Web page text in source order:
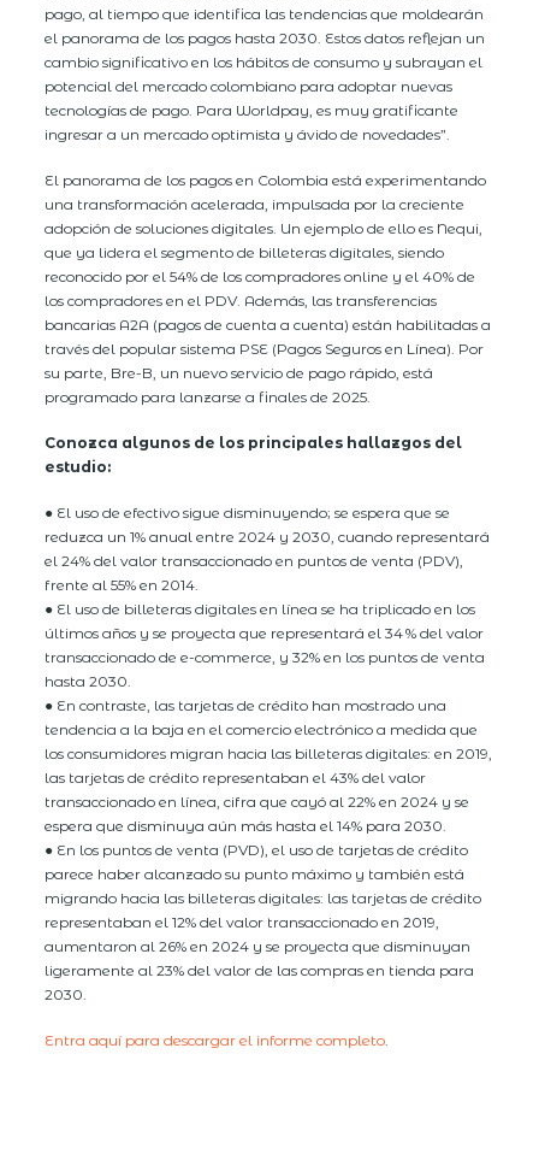
pago, al tiempo que identifica las tendencias que moldearán
el panorama de los pagos hasta 2030. Estos datos reflejan un
cambio significativo en los hábitos de consumo y subrayan el
potencial del mercado colombiano para adoptar nuevas
tecnologías de pago. Para Worldpay, es muy gratificante
ingresar a un mercado optimista y ávido de novedades”.
El panorama de los pagos en Colombia está experimentando
una transformación acelerada, impulsada por la creciente
adopción de soluciones digitales. Un ejemplo de ello es Nequi,
que ya lidera el segmento de billeteras digitales, siendo
reconocido por el 54% de los compradores online y el 40% de
los compradores en el PDV. Además, las transferencias
bancarias A2A (pagos de cuenta a cuenta) están habilitadas a
través del popular sistema PSE (Pagos Seguros en Línea). Por
su parte, Bre-B, un nuevo servicio de pago rápido, está
programado para lanzarse a finales de 2025.
Conozca algunos de los principales hallazgos del
estudio:
● El uso de efectivo sigue disminuyendo; se espera que se
reduzca un 1% anual entre 2024 y 2030, cuando representará
el 24% del valor transaccionado en puntos de venta (PDV),
frente al 55% en 2014.
● El uso de billeteras digitales en línea se ha triplicado en los
últimos años y se proyecta que representará el 34 % del valor
transaccionado de e-commerce, y 32% en los puntos de venta
hasta 2030.
● En contraste, las tarjetas de crédito han mostrado una
tendencia a la baja en el comercio electrónico a medida que
los consumidores migran hacia las billeteras digitales: en 2019,
las tarjetas de crédito representaban el 43% del valor
transaccionado en línea, cifra que cayó al 22% en 2024 y se
espera que disminuya aún más hasta el 14% para 2030.
● En los puntos de venta (PVD), el uso de tarjetas de crédito
parece haber alcanzado su punto máximo y también está
migrando hacia las billeteras digitales: las tarjetas de crédito
representaban el 12% del valor transaccionado en 2019,
aumentaron al 26% en 2024 y se proyecta que disminuyan
ligeramente al 23% del valor de las compras en tienda para
2030.
Entra aquí para descargar el informe completo